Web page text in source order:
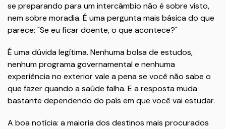
se preparando para um intercâmbio não é sobre visto,
nem sobre moradia. É uma pergunta mais básica do que
parece: "Se eu ficar doente, o que acontece?"
É uma dúvida legítima. Nenhuma bolsa de estudos,
nenhum programa governamental e nenhuma
experiência no exterior vale a pena se você não sabe o
que fazer quando a saúde falha. E a resposta muda
bastante dependendo do país em que você vai estudar.
A boa notícia: a maioria dos destinos mais procurados